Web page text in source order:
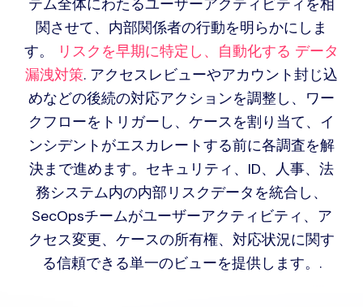
Swimlaneは、ID、エンドポイント、データシス
テム全体にわたるユーザーアクティビティを相
関させて、内部関係者の行動を明らかにしま
す。リスクを早期に特定し、自動化する データ
漏洩対策. アクセスレビューやアカウント封じ込
めなどの後続の対応アクションを調整し、ワー
クフローをトリガーし、ケースを割り当て、イ
ンシデントがエスカレートする前に各調査を解
決まで進めます。セキュリティ、ID、人事、法
務システム内の内部リスクデータを統合し、
SecOpsチームがユーザーアクティビティ、ア
クセス変更、ケースの所有権、対応状況に関す